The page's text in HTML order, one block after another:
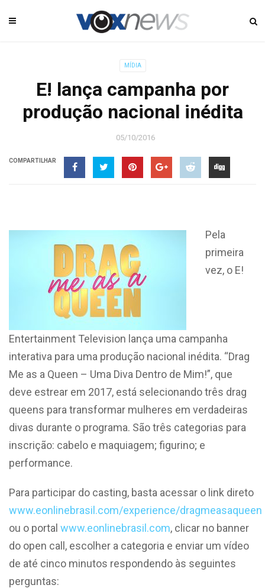
MÍDIA
E! lança campanha por
produção nacional inédita
05/10/2016
COMPARTILHAR
Pela
primeira
vez, o E!
Entertainment Television lança uma campanha
interativa para uma produção nacional inédita. “Drag
Me as a Queen – Uma Diva Dentro de Mim!”, que
deve estrear em 2017, está selecionando três drag
queens para transformar mulheres em verdadeiras
divas durante o programa. São três categorias para
inscrição: cabelo e maquiagem; figurino; e
performance.
Para participar do casting, basta acessar o link direto
www.eonlinebrasil.com/experience/dragmeasaqueen
ou o portal www.eonlinebrasil.com, clicar no banner
do open call, escolher a categoria e enviar um vídeo
de até cinco minutos respondendo às seguintes
perguntas: